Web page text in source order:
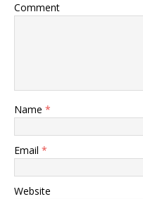
Comment
Name *
Email *
Website